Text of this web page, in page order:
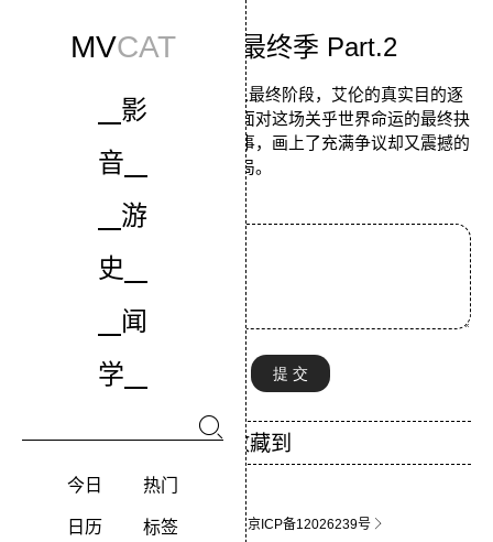
MVCAT
影
音
游
史
闻
学
今日 热门
日历 标签
进击的巨人 最终季 Part.2
在帕拉迪岛与玛雷的战争进入最终阶段，艾伦的真实目的逐
渐揭开，调查兵团的众人必须面对这场关乎世界命运的最终抉
择，为这个跨越十年的史诗故事，画上了充满争议却又震撼的
结局。
关于影猫 京ICP备12026239号